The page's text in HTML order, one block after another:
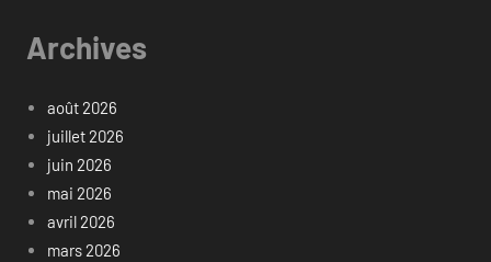
Archives
août 2026
juillet 2026
juin 2026
mai 2026
avril 2026
mars 2026